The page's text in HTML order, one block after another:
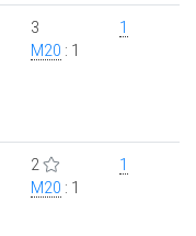
3
M20 : 1
1
2
M20 : 1
1